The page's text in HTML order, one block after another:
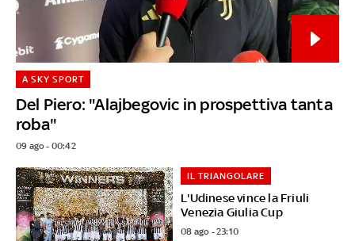
Del Piero: "Alajbegovic in prospettiva tanta
roba"
A SKY SPORT
09 ago - 00:42
L'Udinese vince la Friuli
Venezia Giulia Cup
IL TRIANGOLARE
08 ago - 23:10